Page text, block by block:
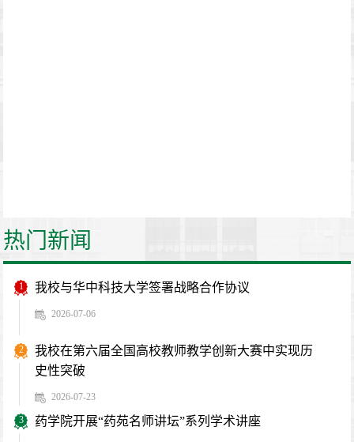
热门新闻
1 我校与华中科技大学签署战略合作协议
2026-07-06
2
我校在第六届全国高校教师教学创新大赛中实现历
史性突破
2026-07-23
3 药学院开展“药苑名师讲坛”系列学术讲座